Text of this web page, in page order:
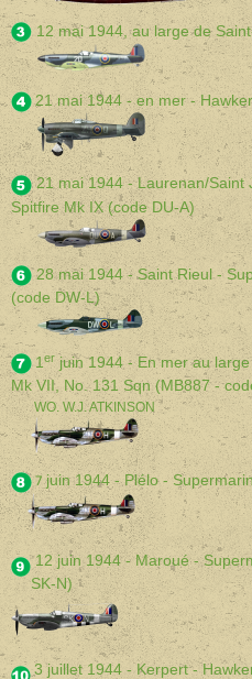
12 mai 1944, au large de
21 mai 1944 - en mer -
21 mai 1944 - Laurenan/Saint
Spitfire Mk IX (code DU-A)
28 mai 1944 - Saint Rieul -
(code DW-L)
1 er juin 1944 - En mer au
Mk VII, No. 131 Sqn (MB887 -
WO. W.J. ATKINSON
7juin 1944 - Plélo -
12 juin 1944 - Maroué -
SK-N)
3 juillet 1944 - Kerpert -